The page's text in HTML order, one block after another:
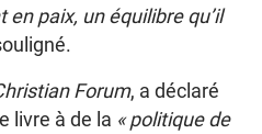
paix, un équilibre qu’il
Forum, a déclaré
livre à de la « politique de